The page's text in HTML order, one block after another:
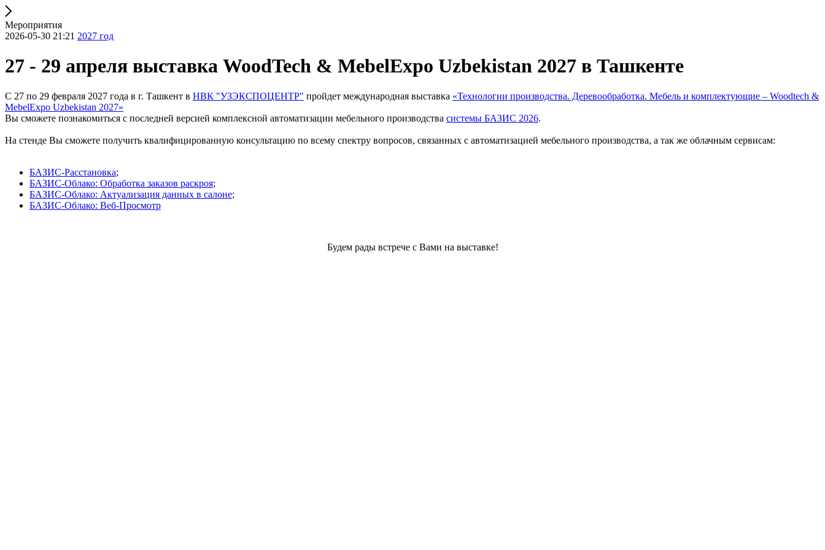
Мероприятия
2026-05-30 21:21 2027 год
27 - 29 апреля выставка WoodTech & MebelExpo Uzbekistan 2027 в Ташкенте
С 27 по 29 февраля 2027 года в г. Ташкент в НВК "УЗЭКСПОЦЕНТР" пройдет международная выставка «Технологии производства. Деревообработка. Мебель и комплектующие – Woodtech &
MebelExpo Uzbekistan 2027»
Вы сможете познакомиться с последней версией комплексной автоматизации мебельного производства системы БАЗИС 2026.
На стенде Вы сможете получить квалифицированную консультацию по всему спектру вопросов, связанных с автоматизацией мебельного производства, а так же облачным сервисам:
БАЗИС-Расстановка;
БАЗИС-Облако: Обработка заказов раскроя;
БАЗИС-Облако: Актуализация данных в салоне;
БАЗИС-Облако: Веб-Просмотр
Будем рады встрече с Вами на выставке!